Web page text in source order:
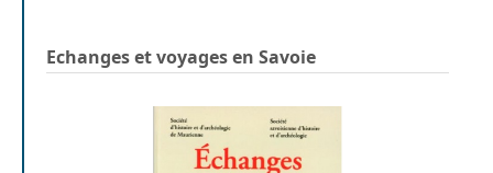
Echanges et voyages en Savoie